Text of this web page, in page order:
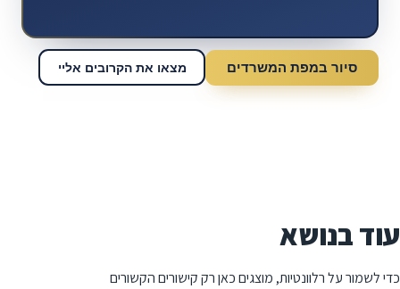
סיור במפת המשרדים מצאו את הקרובים אליי
עוד בנושא
כדי לשמור על רלוונטיות, מוצגים כאן רק קישורים הקשורים